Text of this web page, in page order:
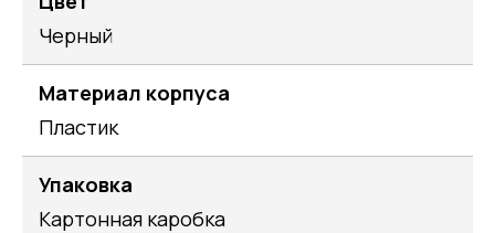
Черный
Материал корпуса
Пластик
Упаковка
Картонная каробка